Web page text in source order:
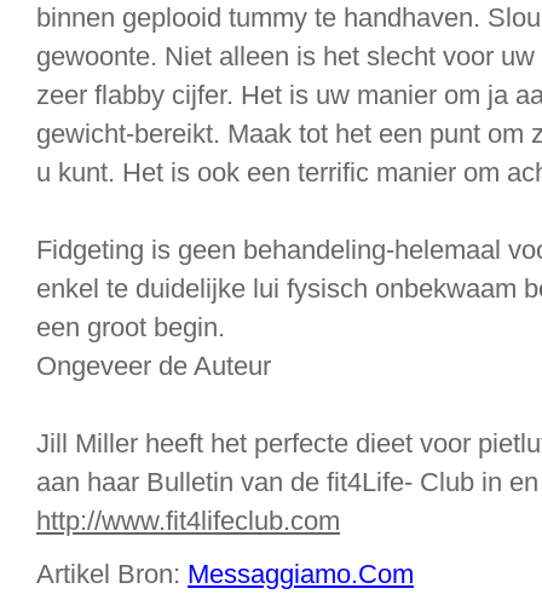
binnen geplooid tummy te handhaven.
gewoonte. Niet alleen is het slecht voor
zeer flabby cijfer. Het is uw manier om ja
gewicht-bereikt. Maak tot het een punt om
u kunt. Het is ook een terrific manier om
Fidgeting is geen behandeling-helemaal
enkel te duidelijke lui fysisch onbekwaam
een groot begin.
Ongeveer de Auteur
Jill Miller heeft het perfecte dieet voor
aan haar Bulletin van de fit4Life- Club in
http://www.fit4lifeclub.com
Artikel Bron: Messaggiamo.Com